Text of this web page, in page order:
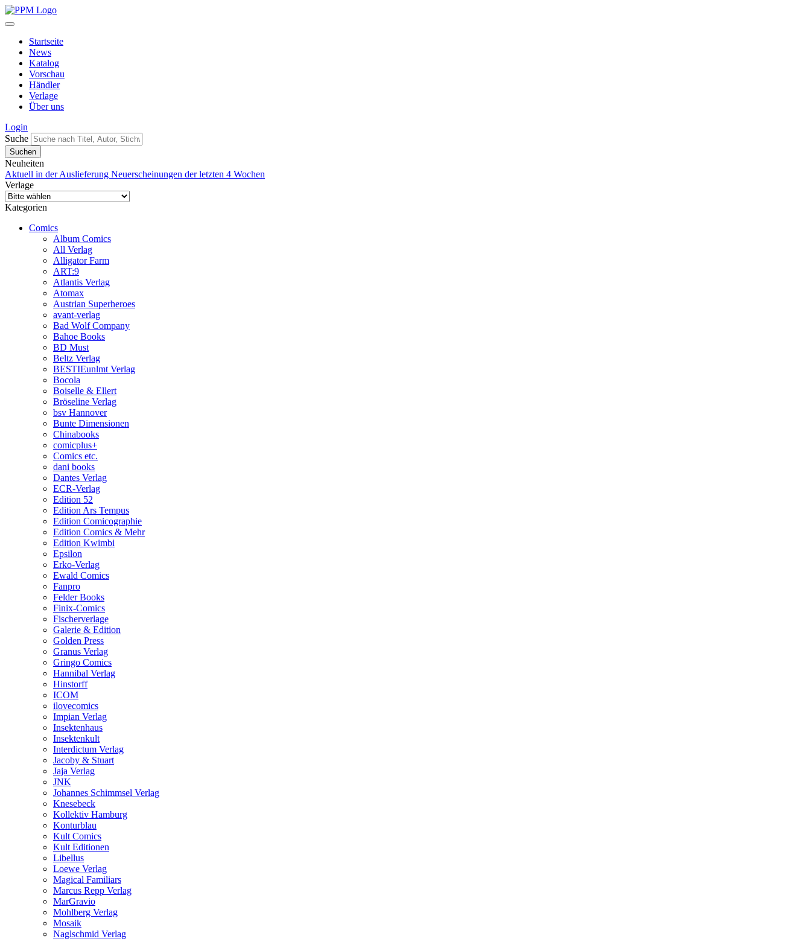
Startseite
News
Katalog
Vorschau
Händler
Verlage
Über uns
Login
Suche
Neuheiten
Aktuell in der Auslieferung Neuerscheinungen der letzten 4 Wochen
Verlage
Kategorien
Comics
Album Comics
All Verlag
Alligator Farm
ART:9
Atlantis Verlag
Atomax
Austrian Superheroes
avant-verlag
Bad Wolf Company
Bahoe Books
BD Must
Beltz Verlag
BESTIEunlmt Verlag
Bocola
Boiselle & Ellert
Bröseline Verlag
bsv Hannover
Bunte Dimensionen
Chinabooks
comicplus+
Comics etc.
dani books
Dantes Verlag
ECR-Verlag
Edition 52
Edition Ars Tempus
Edition Comicographie
Edition Comics & Mehr
Edition Kwimbi
Epsilon
Erko-Verlag
Ewald Comics
Fanpro
Felder Books
Finix-Comics
Fischerverlage
Galerie & Edition
Golden Press
Granus Verlag
Gringo Comics
Hannibal Verlag
Hinstorff
ICOM
ilovecomics
Impian Verlag
Insektenhaus
Insektenkult
Interdictum Verlag
Jacoby & Stuart
Jaja Verlag
JNK
Johannes Schimmsel Verlag
Knesebeck
Kollektiv Hamburg
Konturblau
Kult Comics
Kult Editionen
Libellus
Loewe Verlag
Magical Familiars
Marcus Repp Verlag
MarGravio
Mohlberg Verlag
Mosaik
Naglschmid Verlag